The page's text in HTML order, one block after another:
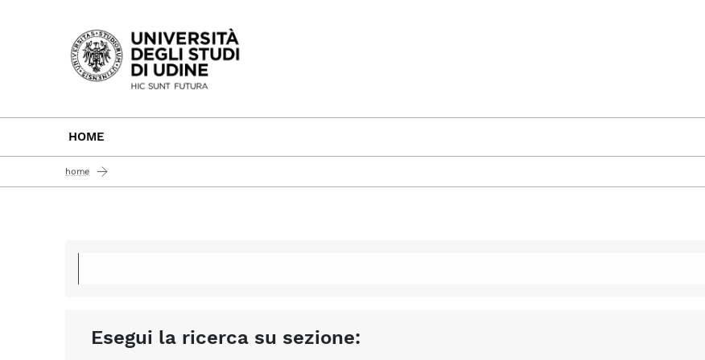
Passa al contenuto principale
HOME
home
Esegui la ricerca su sezione: